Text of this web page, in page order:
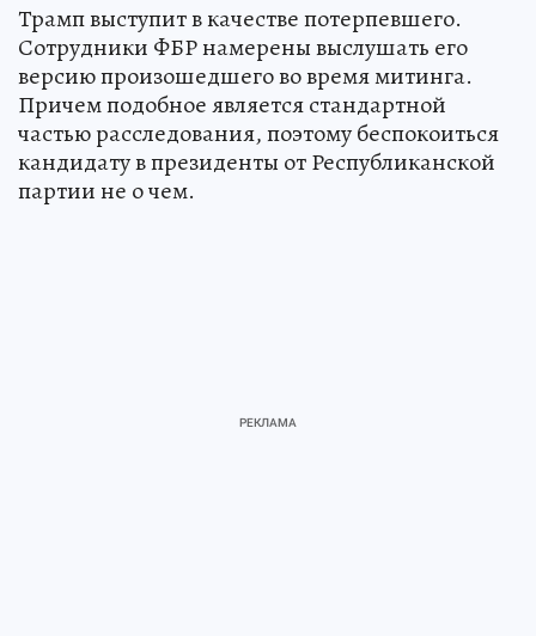
Трамп выступит в качестве потерпевшего.
Сотрудники ФБР намерены выслушать его
версию произошедшего во время митинга.
Причем подобное является стандартной
частью расследования, поэтому беспокоиться
кандидату в президенты от Республиканской
партии не о чем.